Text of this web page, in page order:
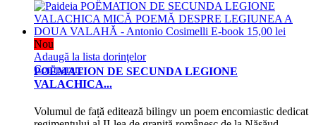
Nou
Adaugă la lista dorinţelor
Comparare
POËMATION DE SECUNDA LEGIONE
VALACHICA...
Volumul de față editează bilingv un poem encomiastic dedicat